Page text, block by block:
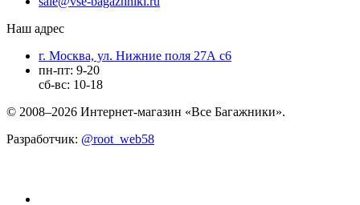
Наш адрес
г. Москва, ул. Нижние поля 27А с6
пн-пт: 9-20
сб-вс: 10-18
© 2008–2026 Интернет-магазин «Все Багажники».
Разработчик: @root_web58